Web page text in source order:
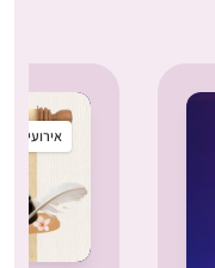
אירועי הדרן